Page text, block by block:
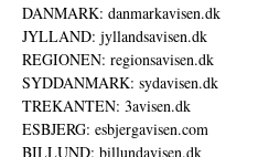
DANMARK: danmarkavisen.dk
JYLLAND: jyllandsavisen.dk
REGIONEN: regionsavisen.dk
SYDDANMARK: sydavisen.dk
TREKANTEN: 3avisen.dk
ESBJERG: esbjergavisen.com
BILLUND: billundavisen.dk